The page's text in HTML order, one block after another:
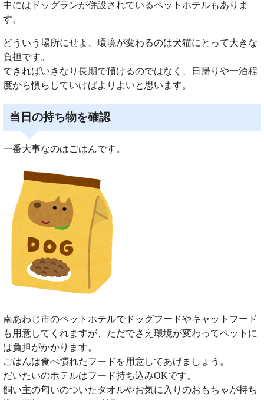
中にはドッグランが併設されているペットホテルもありま
す。
どういう場所にせよ、環境が変わるのは犬猫にとって大きな
負担です。
できればいきなり長期で預けるのではなく、日帰りや一泊程
度から慣らしていけばよりよいと思います。
当日の持ち物を確認
一番大事なのはごはんです。
南あわじ市のペットホテルでドッグフードやキャットフード
も用意してくれますが、ただでさえ環境が変わってペットに
は負担がかかります。
ごはんは食べ慣れたフードを用意してあげましょう。
だいたいのホテルはフード持ち込みOKです。
飼い主の匂いのついたタオルやお気に入りのおもちゃが持ち